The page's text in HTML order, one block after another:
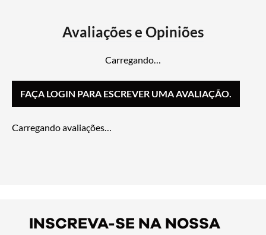
Carregando…
FAÇA LOGIN PARA ESCREVER UMA AVALIAÇÃO.
Carregando avaliações…
INSCREVA-SE NA NOSSA